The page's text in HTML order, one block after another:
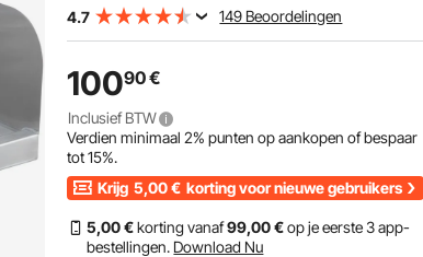
4.7 149 Beoordelingen
10090€
Inclusief BTW
Verdien minimaal2% punten op aankopen of bespaar
tot15%.
Krijg 5,00 € korting voor nieuwe gebruikers
5,00 €korting vanaf99,00 €op je eerste 3 app-
bestellingen. Download Nu